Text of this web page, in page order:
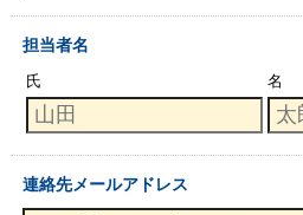
担当者名
氏 名
連絡先メールアドレス